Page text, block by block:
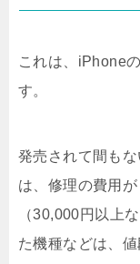
これは、iPhone
す。
発売されて間も
は、修理の費用
（30,000円以上
た機種などは、値